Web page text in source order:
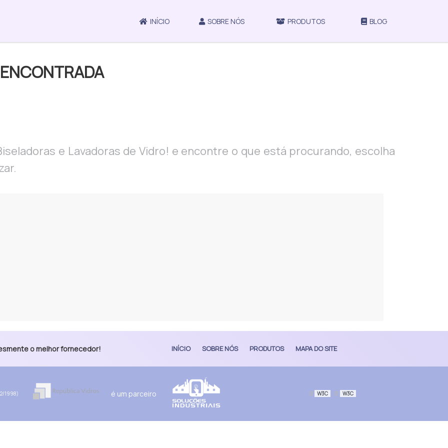
INÍCIO SOBRE NÓS PRODUTOS BLOG
e Lavadoras de Vidro! e encontre o que está procurando, escolha
o melhor fornecedor! INÍCIO SOBRE NÓS PRODUTOS MAPA DO SITE
1998) é um parceiro W3C W3C